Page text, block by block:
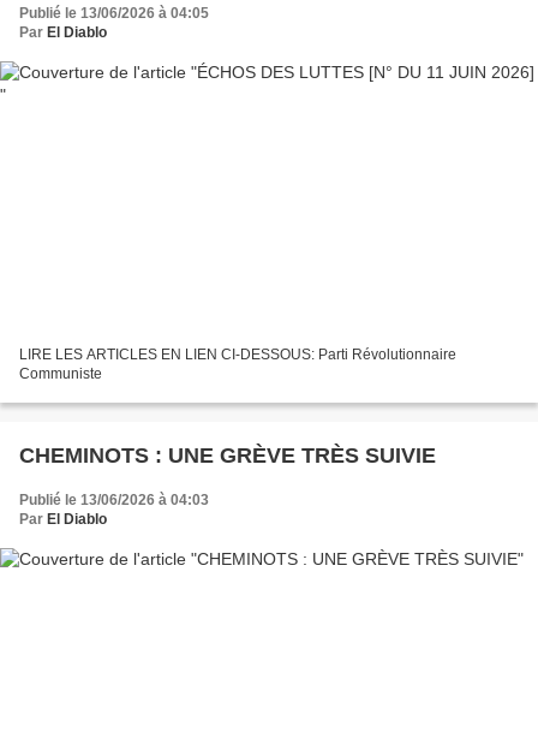
Publié le 13/06/2026 à 04:05
Par El Diablo
LIRE LES ARTICLES EN LIEN CI-DESSOUS: Parti Révolutionnaire
Communiste
CHEMINOTS : UNE GRÈVE TRÈS SUIVIE
Publié le 13/06/2026 à 04:03
Par El Diablo